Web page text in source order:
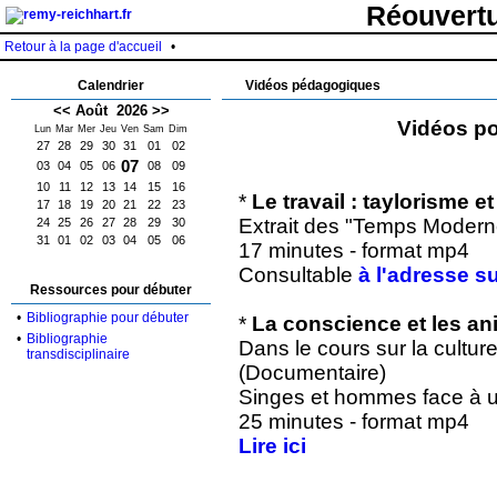
Retour à la page d'accueil •
Calendrier
<< Août 2026 >>
Lun Mar Mer Jeu Ven Sam Dim
27 28 29 30 31 01
02
03
04 05 06 07 08
09
10
11 12 13 14 15
16
17
18 19 20 21 22
23
24
25 26 27 28 29
30
31
01 02 03 04 05 06
Ressources pour débuter
• Bibliographie pour débuter
• Bibliographie
transdisciplinaire
Vidéos pédagogiques
Vidéos
* Le travail : taylorisme
Extrait des "Temps
17 minutes - format mp4
Consultable à l'adresse
* La conscience et les
Dans le cours sur la
(Documentaire)
Singes et hommes face à
25 minutes - format mp4
Lire ici